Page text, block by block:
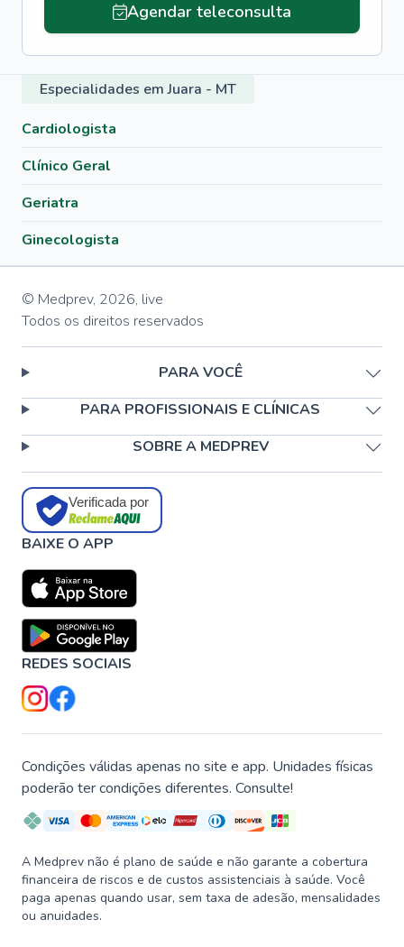
Agendar teleconsulta
Especialidades em Juara - MT
Cardiologista
Clínico Geral
Geriatra
Ginecologista
© Medprev, 2026, live
Todos os direitos reservados
PARA VOCÊ
PARA PROFISSIONAIS E CLÍNICAS
SOBRE A MEDPREV
Verificada por
BAIXE O APP
REDES SOCIAIS
Condições válidas apenas no site e app. Unidades físicas
poderão ter condições diferentes. Consulte!
A Medprev não é plano de saúde e não garante a cobertura
financeira de riscos e de custos assistenciais à saúde. Você
paga apenas quando usar, sem taxa de adesão, mensalidades
ou anuidades.